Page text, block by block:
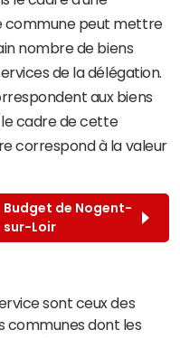
commune peut mettre
nombre de biens
de la délégation.
aux biens
le cadre de cette
correspond à la valeur
Budget de Nogent-
sur-Loir
sont ceux des
communes dont les